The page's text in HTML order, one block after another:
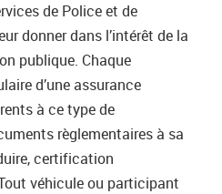
de Police et de
donner dans l’intérêt de la
publique. Chaque
d’une assurance
à ce type de
règlementaires à sa
certification
véhicule ou participant